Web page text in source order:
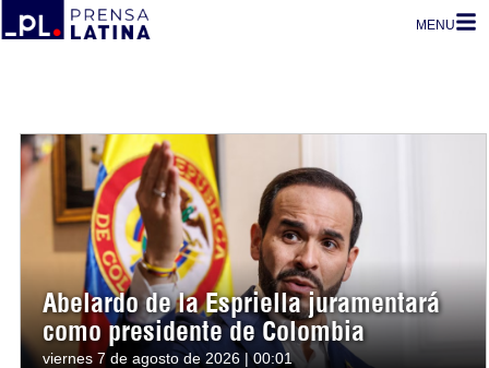
MENU
Abelardo de la Espriella juramentará
como presidente de Colombia
viernes 7 de agosto de 2026 | 00:01